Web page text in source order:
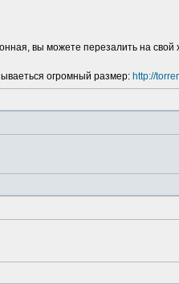
вы можете перезалить на свой
огромный размер: http://